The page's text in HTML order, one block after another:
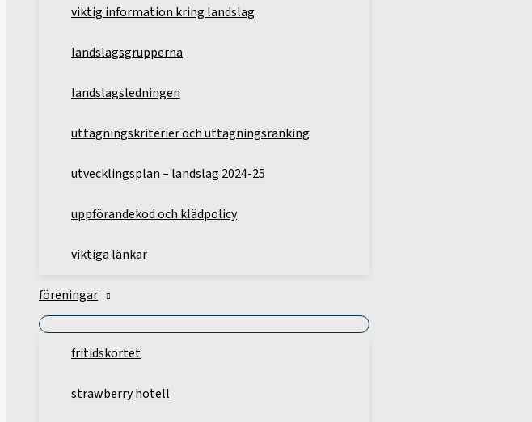
viktig information kring landslag
landslagsgrupperna
landslagsledningen
uttagningskriterier och uttagningsranking
utvecklingsplan – landslag 2024-25
uppförandekod och klädpolicy
viktiga länkar
föreningar
fritidskortet
strawberry hotell